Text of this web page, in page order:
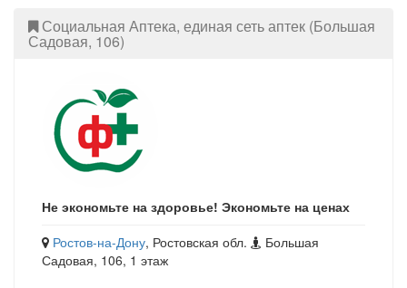
Социальная Аптека, единая сеть аптек (Большая
Садовая, 106)
Не экономьте на здоровье! Экономьте на ценах
Ростов-на-Дону, Ростовская обл.
Большая
Садовая, 106, 1 этаж